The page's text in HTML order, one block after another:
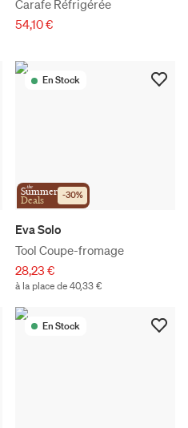
Carafe Réfrigérée
54,10 €
En Stock
the
Summer
Deals -30%
Eva Solo
Tool Coupe-fromage
28,23 €
à la place de 40,33 €
En Stock